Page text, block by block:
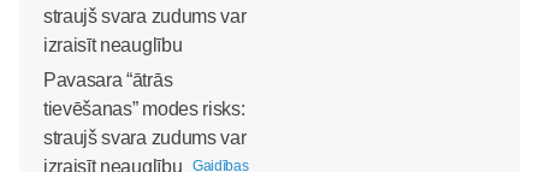
Pavasara “ātrās
tievēšanas” modes risks:
straujš svara zudums var
izraisīt neauglību
Gaidības